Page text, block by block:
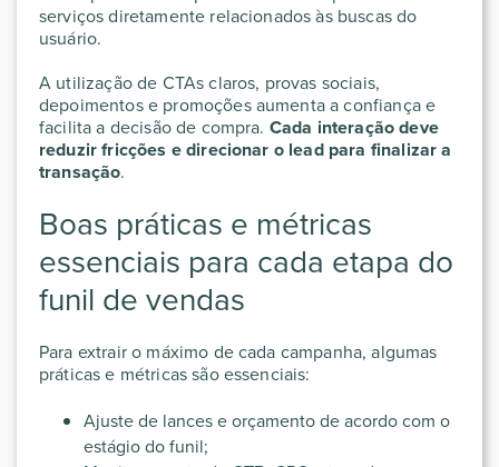
serviços diretamente relacionados às buscas do
usuário.
A utilização de CTAs claros, provas sociais,
depoimentos e promoções aumenta a confiança e
facilita a decisão de compra. Cada interação deve
reduzir fricções e direcionar o lead para finalizar a
transação.
Boas práticas e métricas
essenciais para cada etapa do
funil de vendas
Para extrair o máximo de cada campanha, algumas
práticas e métricas são essenciais:
Ajuste de lances e orçamento de acordo com o
estágio do funil;